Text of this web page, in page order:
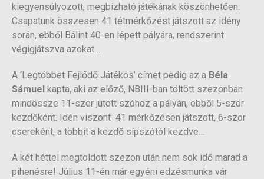
kiegyensúlyozott, megbízható játékának köszönhetően.
Csapatunk összesen 41 tétmérkőzést játszott az idény
során, ebből Bálint 40-en lépett pályára, rendszerint
végigjátszva azokat…
A ‘Legtöbbet Fejlődő Játékos’ címet pedig az a Béla
Sámuel kapta, aki az előző, NBIII-ban töltött szezonban
mindössze 11-szer jutott szóhoz a pályán, ebből 5-ször
kezdőként. Idén viszont 41 mérkőzésen játszott, 6-szor
csereként, a többit a kezdő sípszótól kezdve…
A két héttel megtoldott szezon után nem sok idő marad a
pihenésre! Július 11-én már egyéni edzésmunka vár